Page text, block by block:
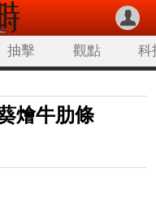
抽擊 觀點 科
燴牛肋條